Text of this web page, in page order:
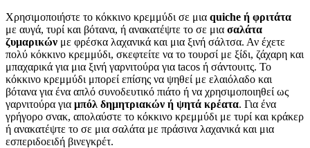
Χρησιμοποιήστε το κόκκινο κρεμμύδι σε μια quiche ή φριτάτα
με αυγά, τυρί και βότανα, ή ανακατέψτε το σε μια σαλάτα
ζυμαρικών με φρέσκα λαχανικά και μια ξινή σάλτσα. Αν έχετε
πολύ κόκκινο κρεμμύδι, σκεφτείτε να το τουρσί με ξίδι, ζάχαρη και
μπαχαρικά για μια ξινή γαρνιτούρα για tacos ή σάντουιτς. Το
κόκκινο κρεμμύδι μπορεί επίσης να ψηθεί με ελαιόλαδο και
βότανα για ένα απλό συνοδευτικό πιάτο ή να χρησιμοποιηθεί ως
γαρνιτούρα για μπόλ δημητριακών ή ψητά κρέατα. Για ένα
γρήγορο σνακ, απολαύστε το κόκκινο κρεμμύδι με τυρί και κράκερ
ή ανακατέψτε το σε μια σαλάτα με πράσινα λαχανικά και μια
εσπεριδοειδή βινεγκρέτ.